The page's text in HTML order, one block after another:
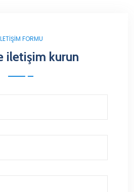
FORMU
iletişim kurun